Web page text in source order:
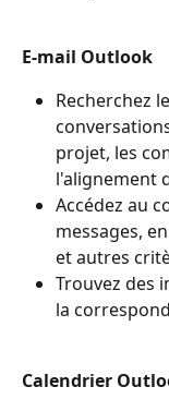
E-mail Outlook
Recherchez
projet, les
l'alignement
Accédez au
messages,
et autres
Trouvez des
la
Calendrier